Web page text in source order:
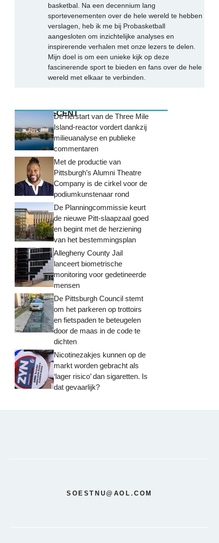
basketbal. Na een decennium lang
sportevenementen over de hele wereld te hebben
verslagen, heb ik me bij Probasketball
aangesloten om inzichtelijke analyses en
inspirerende verhalen met onze lezers te delen.
Mijn doel is om een unieke kijk op deze
fascinerende sport te bieden en fans over de hele
wereld met elkaar te verbinden.
MEEST RECENTDe herstart van de Three Mile
Island-reactor vordert dankzij
milieuanalyse en publieke
commentaren
Met de productie van
Pittsburgh’s Alumni Theatre
Company is de cirkel voor de
podiumkunstenaar rond
De Planningcommissie keurt
de nieuwe Pitt-slaapzaal goed
en begint met de herziening
van het bestemmingsplan
Allegheny County Jail
lanceert biometrische
monitoring voor gedetineerde
mensen
De Pittsburgh Council stemt
om het parkeren op trottoirs
en fietspaden te beteugelen
door de maas in de code te
dichten
Nicotinezakjes kunnen op de
markt worden gebracht als
‘lager risico’ dan sigaretten. Is
dat gevaarlijk?
SOESTNU@AOL.COM